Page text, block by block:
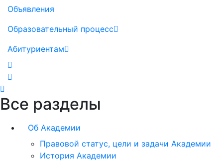
Объявления
Образовательный процесс
Абитуриентам
Все разделы
Об Академии
Правовой статус, цели и задачи Академии
История Академии